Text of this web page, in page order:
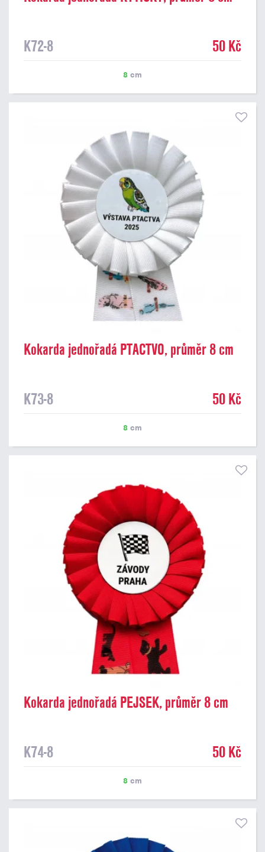
K72-8 50 Kč
8 cm
Kokarda jednořadá PTACTVO, průměr 8 cm
K73-8 50 Kč
8 cm
Kokarda jednořadá PEJSEK, průměr 8 cm
K74-8 50 Kč
8 cm